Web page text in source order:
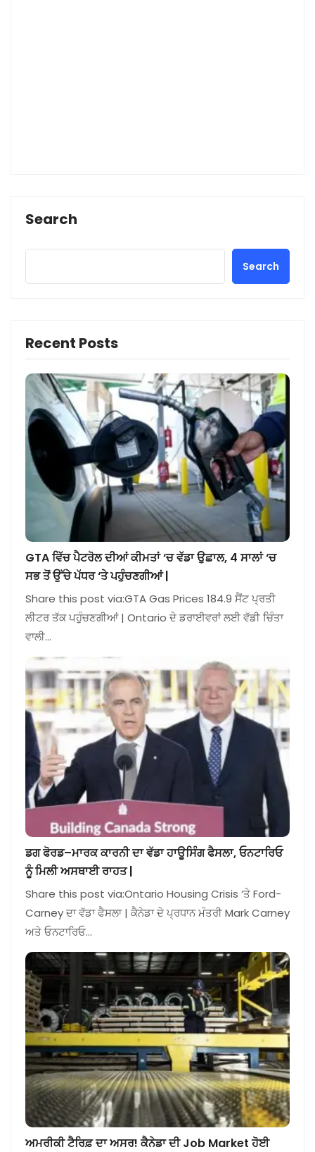
Search
Search
Recent Posts
GTA ਵਿੱਚ ਪੈਟਰੋਲ ਦੀਆਂ ਕੀਮਤਾਂ ‘ਚ ਵੱਡਾ ਉਛਾਲ, 4 ਸਾਲਾਂ ‘ਚ
ਸਭ ਤੋਂ ਉੱਚੇ ਪੱਧਰ ‘ਤੇ ਪਹੁੰਚਣਗੀਆਂ |
Share this post via:GTA Gas Prices 184.9 ਸੈਂਟ ਪ੍ਰਤੀ
ਲੀਟਰ ਤੱਕ ਪਹੁੰਚਣਗੀਆਂ | Ontario ਦੇ ਡਰਾਈਵਰਾਂ ਲਈ ਵੱਡੀ ਚਿੰਤਾ
ਵਾਲੀ…
ਡਗ ਫੋਰਡ–ਮਾਰਕ ਕਾਰਨੀ ਦਾ ਵੱਡਾ ਹਾਊਸਿੰਗ ਫੈਸਲਾ, ਓਨਟਾਰਿਓ
ਨੂੰ ਮਿਲੀ ਅਸਥਾਈ ਰਾਹਤ |
Share this post via:Ontario Housing Crisis ‘ਤੇ Ford-
Carney ਦਾ ਵੱਡਾ ਫੈਸਲਾ | ਕੈਨੇਡਾ ਦੇ ਪ੍ਰਧਾਨ ਮੰਤਰੀ Mark Carney
ਅਤੇ ਓਨਟਾਰਿਓ…
ਅਮਰੀਕੀ ਟੈਰਿਫ਼ ਦਾ ਅਸਰ! ਕੈਨੇਡਾ ਦੀ Job Market ਹੋਈ